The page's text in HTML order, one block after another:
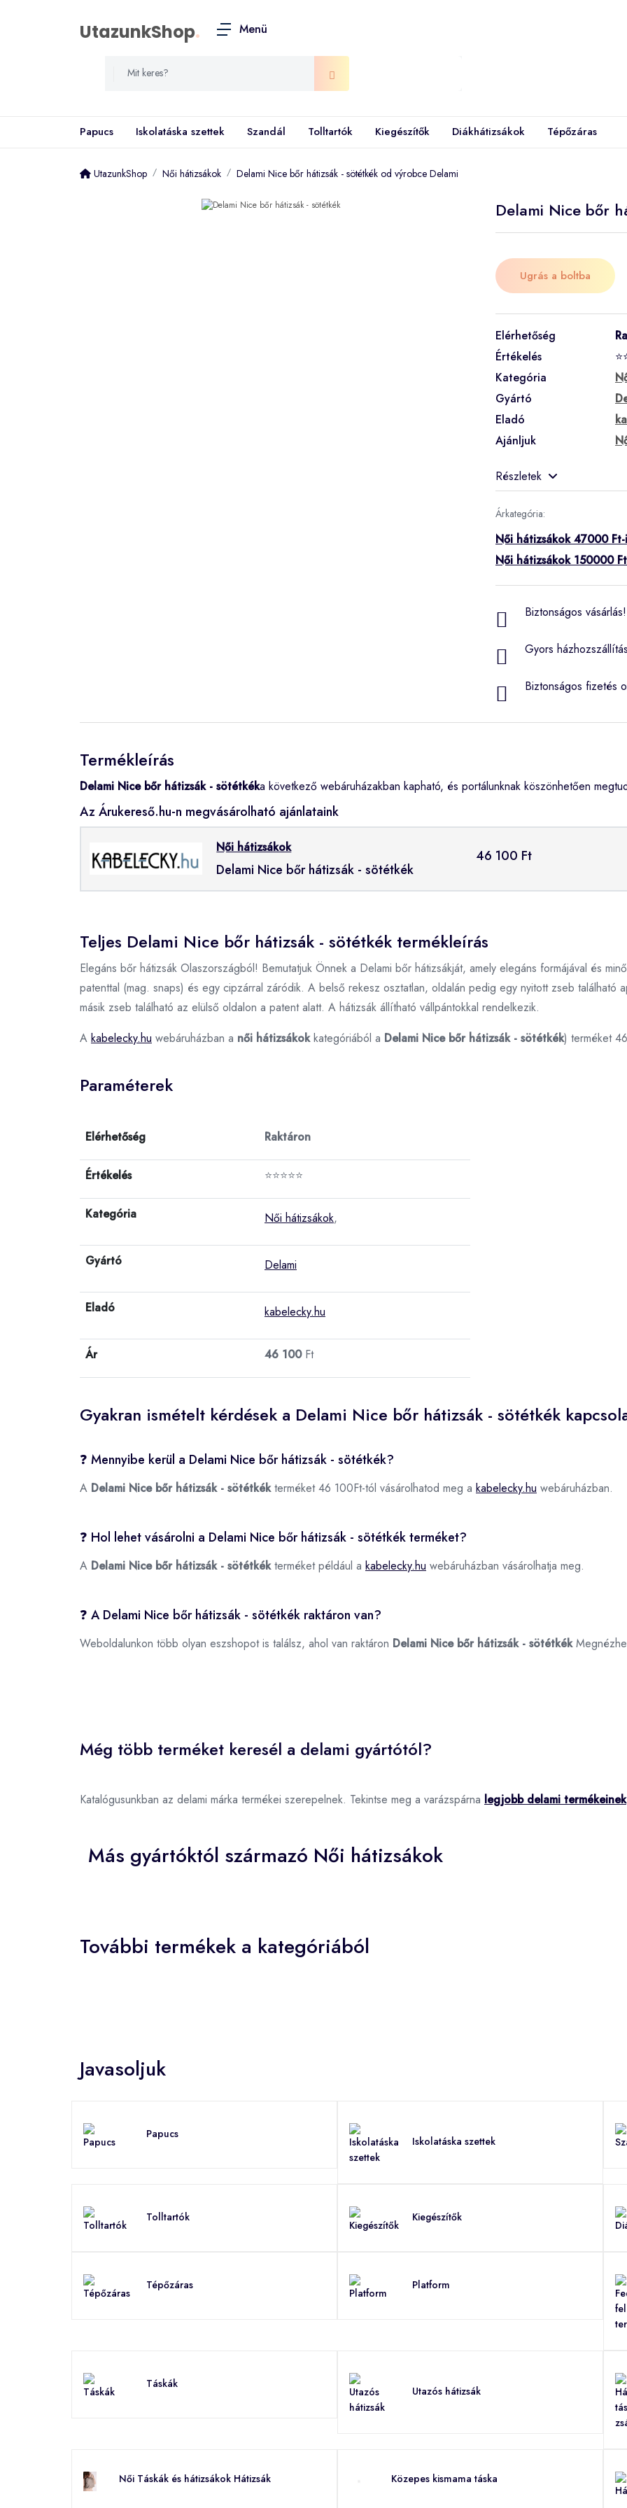
UtazunkShop. Menü
Papucs Iskolatáska szettek Szandál Tolltartók Kiegészítők Diákhátizsákok Tépőzáras
UtazunkShop Női hátizsákok Delami Nice bőr hátizsák - sötétkék od výrobce Delami
Delami Nice bőr
Ugrás a boltba
Elérhetőség
Értékelés
Kategória
Gyártó
Eladó
Ajánljuk
Részletek
Árkategória:
Női hátizsákok 47000
Női hátizsákok 150000
Biztonságos
Gyors
Biztonságos fizetés
Termékleírás
Delami Nice bőr hátizsák - sötétkéka következő webáruházakban kapható, és portálunknak köszönhetően
Az Árukereső.hu-n megvásárolható ajánlataink
Női hátizsákok
Delami Nice bőr hátizsák - sötétkék
46 100 Ft
Teljes Delami Nice bőr hátizsák - sötétkék termékleírás
Elegáns bőr hátizsák Olaszországból! Bemutatjuk Önnek a Delami bőr hátizsákját, amely elegáns formájával és
patenttal (mag. snaps) és egy cipzárral záródik. A belső rekesz osztatlan, oldalán pedig egy nyitott zseb található
másik zseb található az elülső oldalon a patent alatt. A hátizsák állítható vállpántokkal rendelkezik.
A kabelecky.hu webáruházban a női hátizsákokkategóriából a Delami Nice bőr hátizsák - sötétkék) terméket
Paraméterek
Elérhetőség Raktáron
Értékelés ⭐⭐⭐⭐⭐
Kategória Női hátizsákok,
Gyártó Delami
Eladó kabelecky.hu
Ár 46 100Ft
Gyakran ismételt kérdések a Delami Nice bőr hátizsák - sötétkék
❓ Mennyibe kerül a Delami Nice bőr hátizsák - sötétkék?
A Delami Nice bőr hátizsák - sötétkékterméket 46 100Ft-tól vásárolhatod meg a kabelecky.hu webáruházban.
❓ Hol lehet vásárolni a Delami Nice bőr hátizsák - sötétkék terméket?
A Delami Nice bőr hátizsák - sötétkékterméket például a kabelecky.hu webáruházban vásárolhatja meg.
❓ A Delami Nice bőr hátizsák - sötétkék raktáron van?
Weboldalunkon több olyan eszshopot is találsz, ahol van raktáron Delami Nice bőr hátizsák - sötétkék
Még több terméket keresél a delami gyártótól?
Katalógusunkban az delami márka termékei szerepelnek. Tekintse meg a varázspárna legjobb delami termékeinek
Más gyártóktól származó Női hátizsákok
További termékek a kategóriából
Javasoljuk
Papucs
Iskolatáska szettek
Tolltartók Kiegészítők
Tépőzáras
Platform
Táskák
Utazós hátizsák
Női Táskák és hátizsákok Hátizsák Közepes kismama táska